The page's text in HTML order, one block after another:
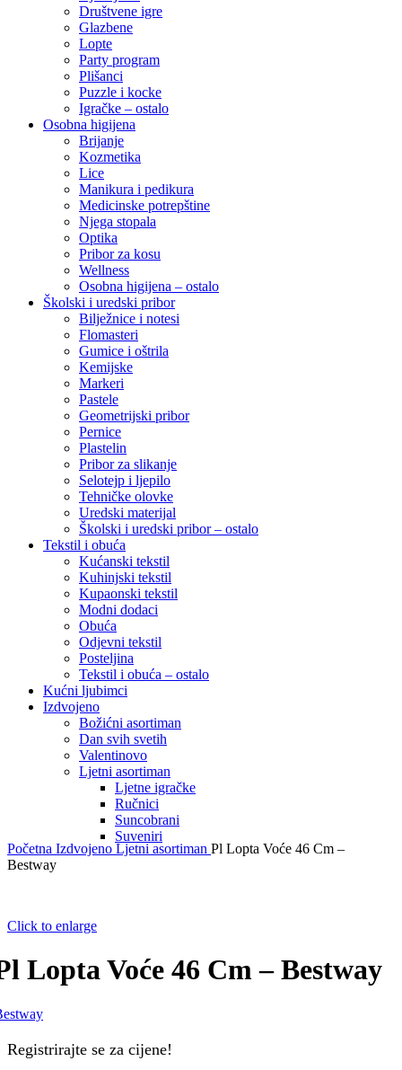
Društvene igre
Glazbene
Lopte
Party program
Plišanci
Puzzle i kocke
Igračke – ostalo
Osobna higijena
Brijanje
Kozmetika
Lice
Manikura i pedikura
Medicinske potrepštine
Njega stopala
Optika
Pribor za kosu
Wellness
Osobna higijena – ostalo
Školski i uredski pribor
Bilježnice i notesi
Flomasteri
Gumice i oštrila
Kemijske
Markeri
Pastele
Geometrijski pribor
Pernice
Plastelin
Pribor za slikanje
Selotejp i ljepilo
Tehničke olovke
Uredski materijal
Školski i uredski pribor – ostalo
Tekstil i obuća
Kućanski tekstil
Kuhinjski tekstil
Kupaonski tekstil
Modni dodaci
Obuća
Odjevni tekstil
Posteljina
Tekstil i obuća – ostalo
Kućni ljubimci
Izdvojeno
Božićni asortiman
Dan svih svetih
Valentinovo
Ljetni asortiman
Ljetne igračke
Ručnici
Suncobrani
Suveniri
Početna Izdvojeno Ljetni asortiman Pl Lopta Voće 46 Cm –
Bestway
Click to enlarge
Lopta Voće 46 Cm – Bestway
Registrirajte se za cijene!